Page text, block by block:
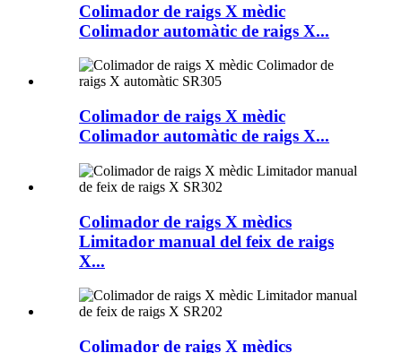
Colimador de raigs X mèdic
Colimador automàtic de raigs X...
Colimador de raigs X mèdic
Colimador automàtic de raigs X...
Colimador de raigs X mèdics
Limitador manual del feix de raigs
X...
Colimador de raigs X mèdics